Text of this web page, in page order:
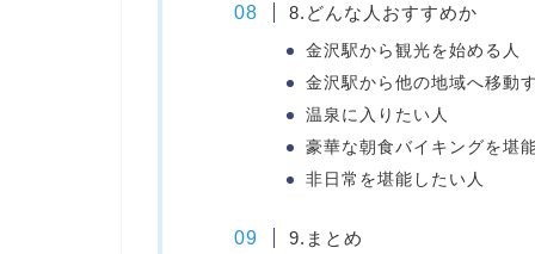
8.どんな人おすすめか
金沢駅から観光を始める人
金沢駅から他の地域へ移動
温泉に入りたい人
豪華な朝食バイキングを堪
非日常を堪能したい人
9.まとめ